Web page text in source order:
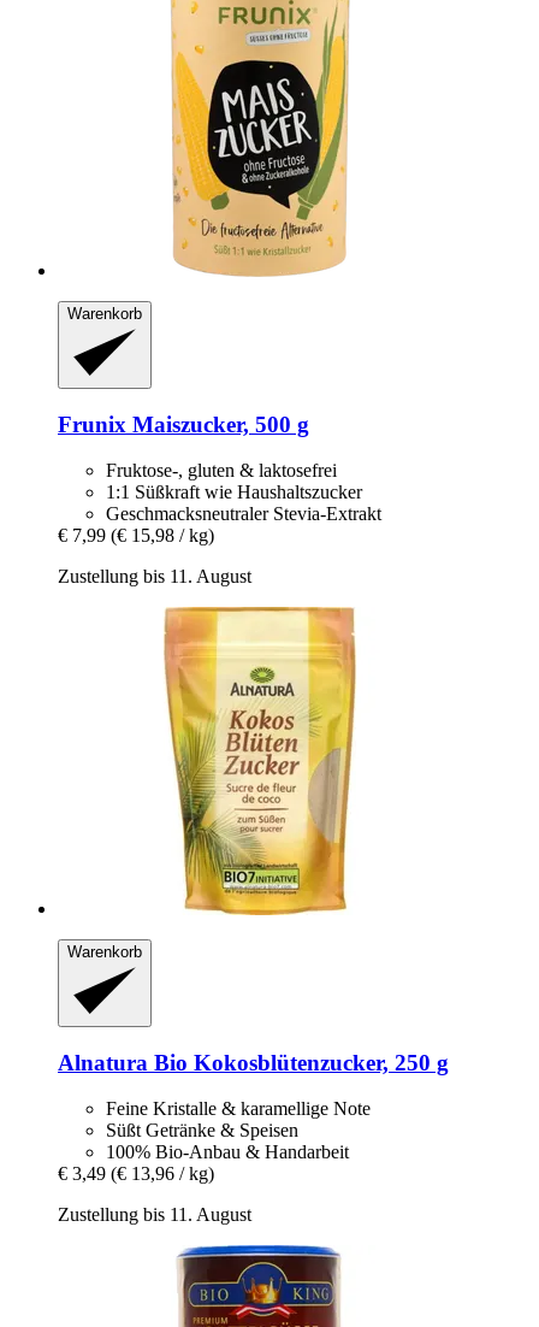
Warenkorb
Frunix Maiszucker, 500 g
Fruktose-, gluten & laktosefrei
1:1 Süßkraft wie Haushaltszucker
Geschmacksneutraler Stevia-Extrakt
€ 7,99 (€ 15,98 / kg)
Zustellung bis 11. August
Warenkorb
Alnatura Bio Kokosblütenzucker, 250 g
Feine Kristalle & karamellige Note
Süßt Getränke & Speisen
100% Bio-Anbau & Handarbeit
€ 3,49 (€ 13,96 / kg)
Zustellung bis 11. August